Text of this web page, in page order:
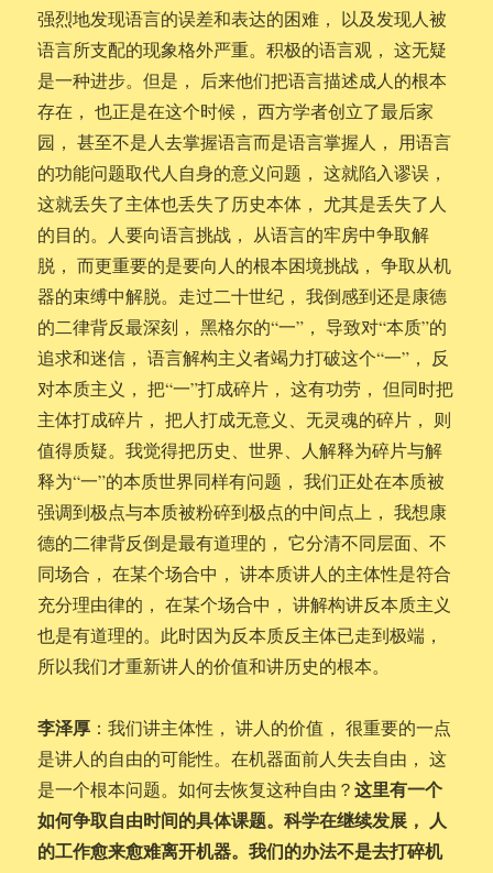
强烈地发现语言的误差和表达的困难， 以及发现人被
语言所支配的现象格外严重。积极的语言观， 这无疑
是一种进步。但是， 后来他们把语言描述成人的根本
存在， 也正是在这个时候， 西方学者创立了最后家
园， 甚至不是人去掌握语言而是语言掌握人， 用语言
的功能问题取代人自身的意义问题， 这就陷入谬误，
这就丢失了主体也丢失了历史本体， 尤其是丢失了人
的目的。人要向语言挑战， 从语言的牢房中争取解
脱， 而更重要的是要向人的根本困境挑战， 争取从机
器的束缚中解脱。走过二十世纪， 我倒感到还是康德
的二律背反最深刻， 黑格尔的“一”， 导致对“本质”的
追求和迷信， 语言解构主义者竭力打破这个“一”， 反
对本质主义， 把“一”打成碎片， 这有功劳， 但同时把
主体打成碎片， 把人打成无意义、无灵魂的碎片， 则
值得质疑。我觉得把历史、世界、人解释为碎片与解
释为“一”的本质世界同样有问题， 我们正处在本质被
强调到极点与本质被粉碎到极点的中间点上， 我想康
德的二律背反倒是最有道理的， 它分清不同层面、不
同场合， 在某个场合中， 讲本质讲人的主体性是符合
充分理由律的， 在某个场合中， 讲解构讲反本质主义
也是有道理的。此时因为反本质反主体已走到极端，
所以我们才重新讲人的价值和讲历史的根本。
李泽厚 ：我们讲主体性， 讲人的价值， 很重要的一点
是讲人的自由的可能性。在机器面前人失去自由， 这
是一个根本问题。如何去恢复这种自由？这里有一个
如何争取自由时间的具体课题。科学在继续发展， 人
的工作愈来愈难离开机器。我们的办法不是去打碎机